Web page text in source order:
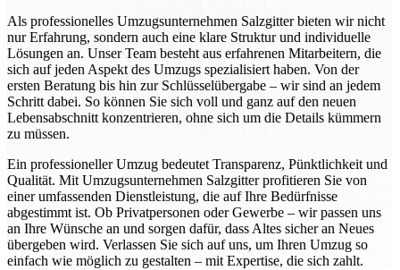
Als professionelles Umzugsunternehmen Salzgitter bieten wir nicht
nur Erfahrung, sondern auch eine klare Struktur und individuelle
Lösungen an. Unser Team besteht aus erfahrenen Mitarbeitern, die
sich auf jeden Aspekt des Umzugs spezialisiert haben. Von der
ersten Beratung bis hin zur Schlüsselübergabe – wir sind an jedem
Schritt dabei. So können Sie sich voll und ganz auf den neuen
Lebensabschnitt konzentrieren, ohne sich um die Details kümmern
zu müssen.
Ein professioneller Umzug bedeutet Transparenz, Pünktlichkeit und
Qualität. Mit Umzugsunternehmen Salzgitter profitieren Sie von
einer umfassenden Dienstleistung, die auf Ihre Bedürfnisse
abgestimmt ist. Ob Privatpersonen oder Gewerbe – wir passen uns
an Ihre Wünsche an und sorgen dafür, dass Altes sicher an Neues
übergeben wird. Verlassen Sie sich auf uns, um Ihren Umzug so
einfach wie möglich zu gestalten – mit Expertise, die sich zahlt.